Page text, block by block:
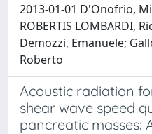
2013-01-01 D'Onofrio,
ROBERTIS LOMBARDI,
Demozzi, Emanuele;
Roberto
Acoustic radiation
shear wave speed
pancreatic masses: